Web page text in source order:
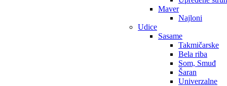
Maver
Najloni
Udice
Sasame
Takmičarske
Bela riba
Som, Smuđ
Šaran
Univerzalne